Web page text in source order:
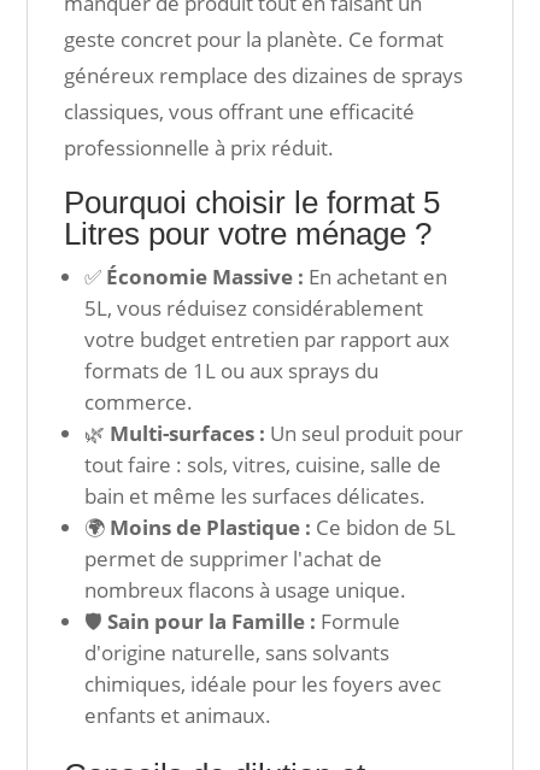
geste concret pour la planète. Ce format
généreux remplace des dizaines de sprays
classiques, vous offrant une efficacité
professionnelle à prix réduit.
Pourquoi choisir le format 5
Litres pour votre ménage ?
✅ Économie Massive : En achetant en
5L, vous réduisez considérablement
votre budget entretien par rapport aux
formats de 1L ou aux sprays du
commerce.
🌿 Multi-surfaces : Un seul produit pour
tout faire : sols, vitres, cuisine, salle de
bain et même les surfaces délicates.
🌍 Moins de Plastique : Ce bidon de 5L
permet de supprimer l'achat de
nombreux flacons à usage unique.
🛡️Sain pour la Famille : Formule
d'origine naturelle, sans solvants
chimiques, idéale pour les foyers avec
enfants et animaux.